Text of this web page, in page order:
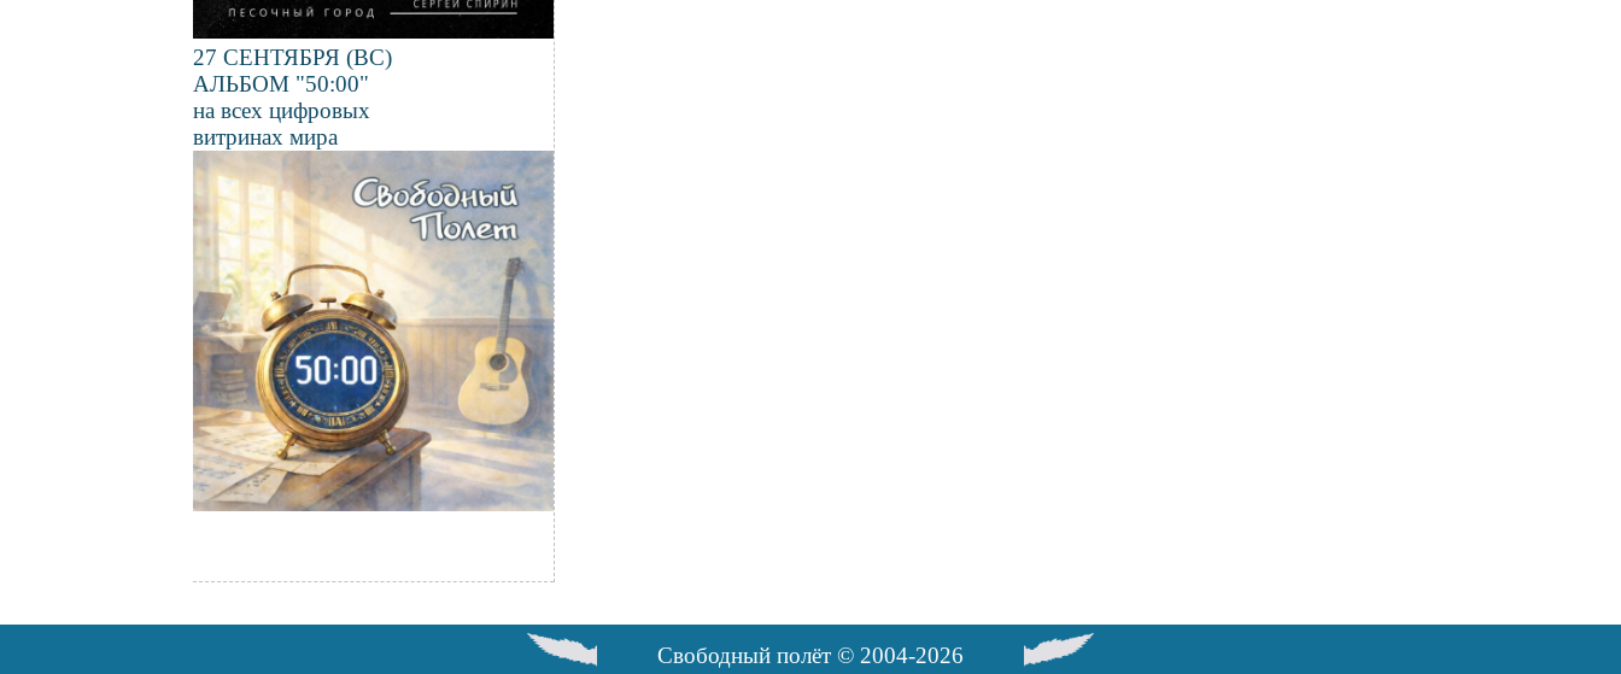
27 СЕНТЯБРЯ (ВС)
АЛЬБОМ "50:00"
на всех цифровых
витринах мира
Файл
изображения
Свободный полёт © 2004-2026